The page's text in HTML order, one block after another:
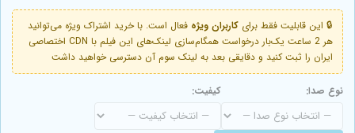
🔒 این قابلیت فقط برای کاربران ویژه فعال است. با خرید اشتراک ویژه می‌توانید
هر 2 ساعت یک‌بار درخواست همگام‌سازی لینک‌های این فیلم با CDN اختصاصی
ایران را ثبت کنید و دقایقی بعد به لینک سوم آن دسترسی خواهید داشت
نوع صدا: کیفیت: